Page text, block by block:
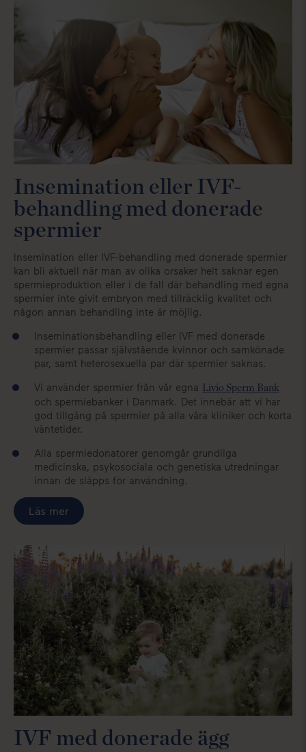
Insemination eller IVF-
behandling med donerade
spermier
Insemination eller IVF-behandling med donerade spermier
kan bli aktuell när man av olika orsaker helt saknar egen
spermieproduktion eller i de fall där behandling med egna
spermier inte givit embryon med tillräcklig kvalitet och
någon annan behandling inte är möjlig.
Inseminationsbehandling eller IVF med donerade
spermier passar självstående kvinnor och samkönade
par, samt heterosexuella par där spermier saknas.
Vi använder spermier från vår egna Livio Sperm Bank
och spermiebanker i Danmark. Det innebär att vi har
god tillgång på spermier på alla våra kliniker och korta
väntetider.
Alla spermiedonatorer genomgår grundliga
medicinska, psykosociala och genetiska utredningar
innan de släpps för användning.
Läs mer
IVF med donerade ägg